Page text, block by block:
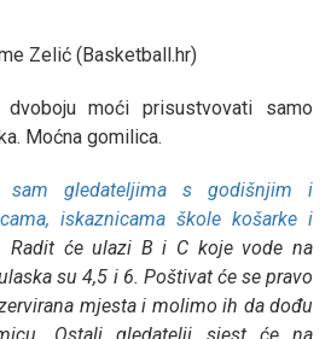
Zelić (Basketball.hr)
moći prisustvovati samo
Moćna gomilica.
sam gledateljima s godišnjim i
iskaznicama škole košarke i
Radit će ulazi B i C koje vode na
su 4,5 i 6. Poštivat će se pravo
mjesta i molimo ih da dođu